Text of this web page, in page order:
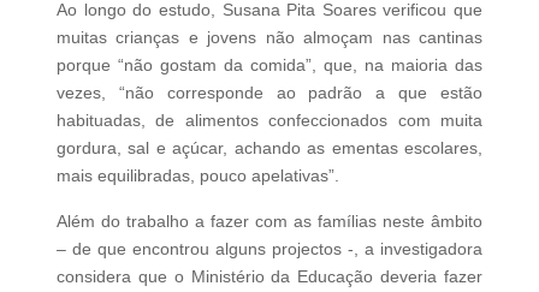
Ao longo do estudo, Susana Pita Soares verificou que
muitas crianças e jovens não almoçam nas cantinas
porque “não gostam da comida”, que, na maioria das
vezes, “não corresponde ao padrão a que estão
habituadas, de alimentos confeccionados com muita
gordura, sal e açúcar, achando as ementas escolares,
mais equilibradas, pouco apelativas”.
Além do trabalho a fazer com as famílias neste âmbito
– de que encontrou alguns projectos -, a investigadora
considera que o Ministério da Educação deveria fazer